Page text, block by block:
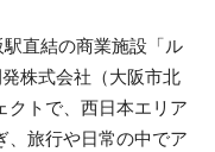
直結の商業施設「ル
株式会社（大阪市北
クトで、西日本エリア
、旅行や日常の中でア